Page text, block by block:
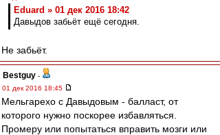
Eduard » 01 дек 2016 18:42
Давыдов забьёт ещё сегодня.
Не забьёт.
Bestguy -
01 дек 2016 18:45
Мельгарехо с Давыдовым - балласт, от
которого нужно поскорее избавляться.
Промеру или попытаться вправить мозги или